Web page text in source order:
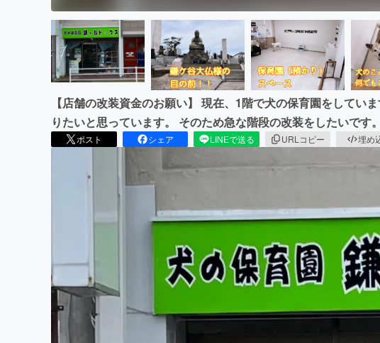
【店舗の改装資金のお願い】 現在、1階で犬の保育園をしてい
りたいと思っています。 そのため急な階段の改装をしたいです。
ポスト シェア LINEで送る URLコピー 埋め